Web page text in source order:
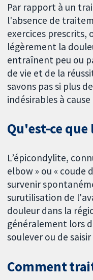
Par rapport à un
l'absence de
exercices prescrits,
légèrement la
entraînent peu ou
de vie et de la
savons pas si plus
indésirables à
Qu'est-ce que
L’épicondylite,
elbow » ou « coude
survenir
surutilisation de
douleur dans la
généralement lors
soulever ou de
Comment